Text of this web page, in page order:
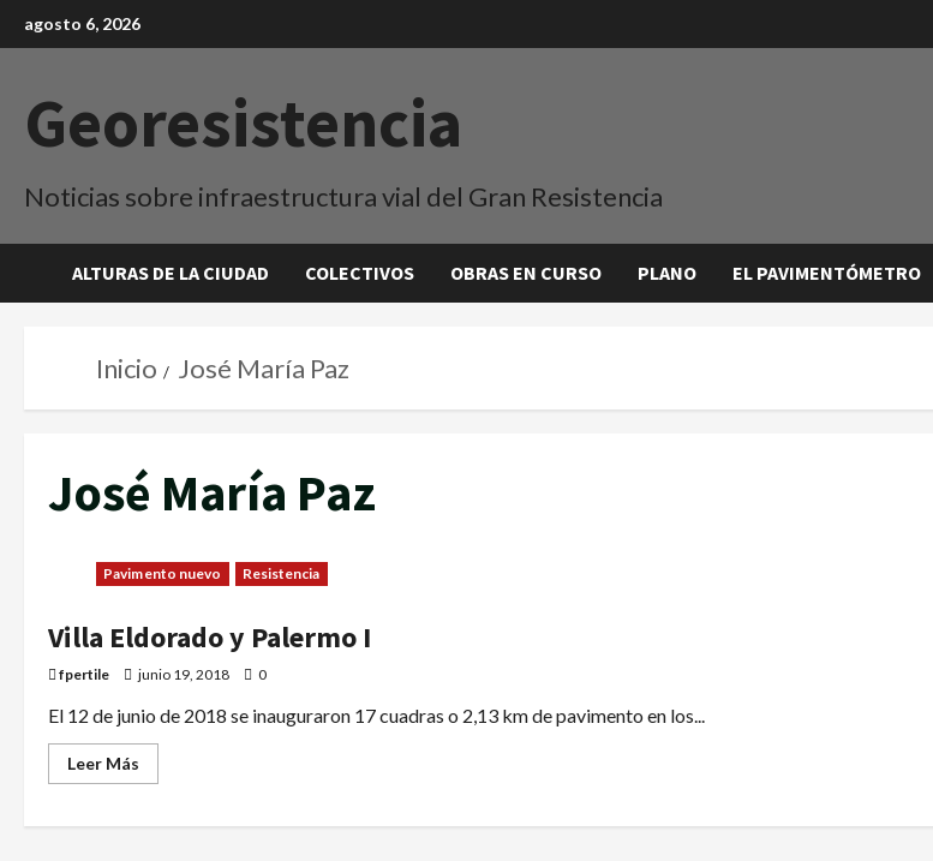
agosto 6, 2026
Georesistencia
Noticias sobre infraestructura vial del Gran Resistencia
ALTURAS DE LA CIUDAD COLECTIVOS OBRAS EN CURSO PLANO EL PAVIMENTÓMETRO
Inicio José María Paz
José María Paz
Pavimento nuevo Resistencia
Villa Eldorado y Palermo I
fpertile junio 19, 2018 0
El 12 de junio de 2018 se inauguraron 17 cuadras o 2,13 km de pavimento en los...
Leer Más